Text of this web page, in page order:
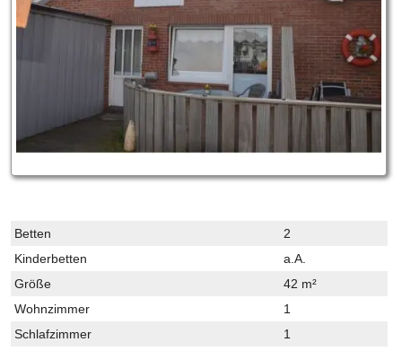
Betten
2
Kinderbetten
a.A.
Größe
42 m²
Wohnzimmer
1
Schlafzimmer
1